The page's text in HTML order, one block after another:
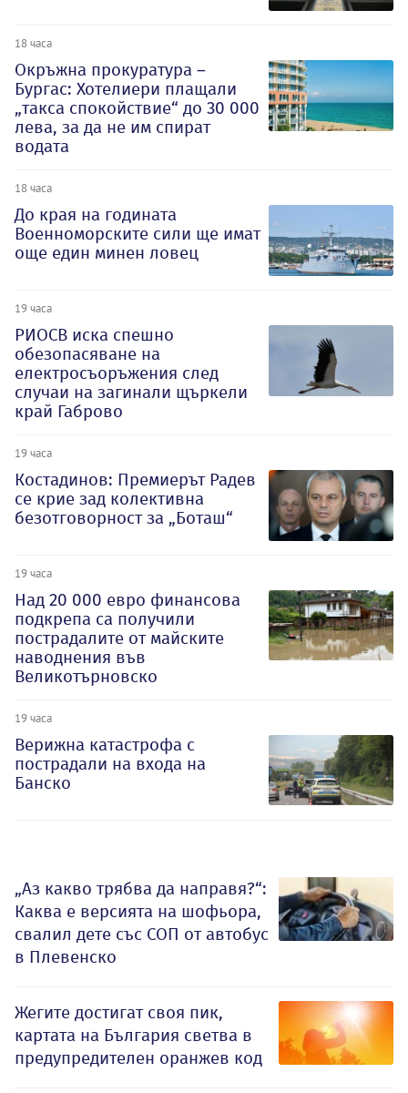
18 часа
Окръжна прокуратура –
Бургас: Хотелиери плащали
„такса спокойствие“ до 30 000
лева, за да не им спират
водата
18 часа
До края на годината
Военноморските сили ще имат
още един минен ловец
19 часа
РИОСВ иска спешно
обезопасяване на
електросъоръжения след
случаи на загинали щъркели
край Габрово
19 часа
Костадинов: Премиерът Радев
се крие зад колективна
безотговорност за „Боташ“
19 часа
Над 20 000 евро финансова
подкрепа са получили
пострадалите от майските
наводнения във
Великотърновско
19 часа
Верижна катастрофа с
пострадали на входа на
Банско
„Аз какво трябва да направя?“:
Каква е версията на шофьора,
свалил дете със СОП от автобус
в Плевенско
Жегите достигат своя пик,
картата на България светва в
предупредителен оранжев код